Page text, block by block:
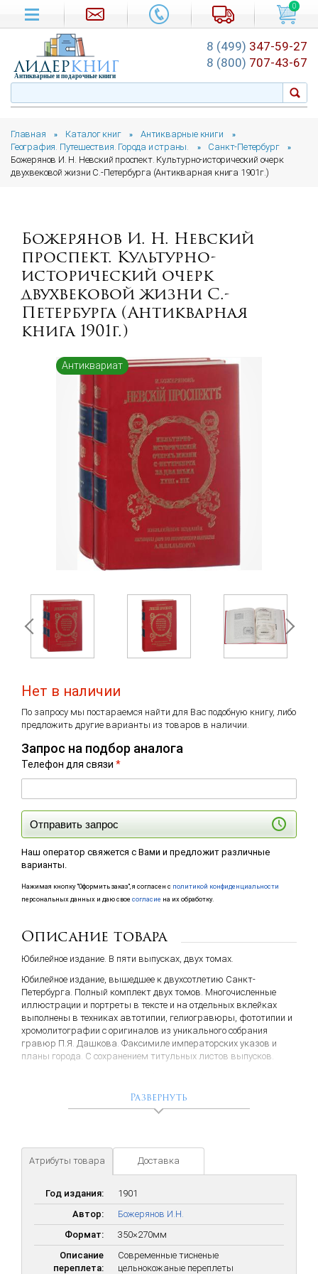
Главная » Каталог книг » Антикварные книги »
География. Путешествия. Города и страны. » Санкт-Петербург »
Божерянов И. Н. Невский проспект. Культурно-исторический очерк
двухвековой жизни С.-Петербурга (Антикварная книга 1901г.)
Божерянов И. Н. Невский
проспект. Культурно-
исторический очерк
двухвековой жизни С.-
Петербурга (Антикварная
книга 1901г.)
Антиквариат
Нет в наличии
По запросу мы постараемся найти для Вас подобную книгу, либо
предложить другие варианты из товаров в наличии.
Запрос на подбор аналога
Телефон для связи *
Отправить запрос
Наш оператор свяжется с Вами и предложит различные
варианты.
Нажимая кнопку "Оформить заказ", я согласен с политикой конфиденциальности
персональных данных и даю свое согласие на их обработку.
Описание товара
Юбилейное издание. В пяти выпусках, двух томах.
Юбилейное издание, вышедшее к двухсотлетию Санкт-
Петербурга. Полный комплект двух томов. Многочисленные
иллюстрации и портреты в тексте и на отдельных вклейках
выполнены в техниках автотипии, гелиогравюры, фототипии и
хромолитографии с оригиналов из уникального собрания
гравюр П.Я. Дашкова. Факсимиле императорских указов и
планы города. С сохранением титульных листов выпусков.
«Невский проспект» вышел к двухвековому юбилею
важнейших событиях в российской истории, центром которых
стал Петербург. В книге описаны история города с момента его
возникновения, формирование архитектурного облика, быт и
внутренняя и внешняя политика Российского государства XVIII—
XIX веков. Автор хронологически разделил изложение истории
Санкт-Петербурга по периодам правления императоров и
императриц. Дворцовые перевороты, торжества, казни,
наводнения — всему этому постарался уделить внимание И.Н.
Божерянов. В двухтомнике автор обращается то к страшным
Развернуть
Атрибуты товара Доставка
Год издания:
1901
Автор:
Божерянов И.Н.
Формат:
350×270мм
Описание
переплета:
Современные тисненые
цельнокожаные переплеты
0
лидеркниг
Антикварные и подарочные книги
8 (499) 347-59-27
8 (800) 707-43-67